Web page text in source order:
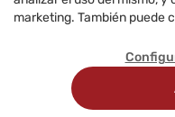
marketing. También puede